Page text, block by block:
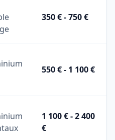
350 € - 750 €
550 € - 1 100 €
1 100 € - 2 400
€